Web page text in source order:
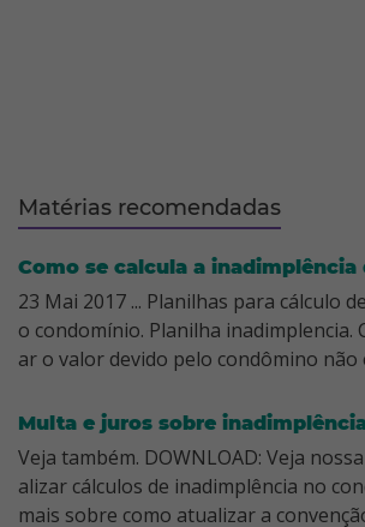
Matérias recomendadas
Como se calcula a
23 Mai 2017 ... Planilhas para cálculo
o condomínio. Planilha inadimplencia.
ar o valor devido pelo condômino não
Multa e juros sobre
Veja também. DOWNLOAD: Veja
alizar cálculos de inadimplência no
mais sobre como atualizar a